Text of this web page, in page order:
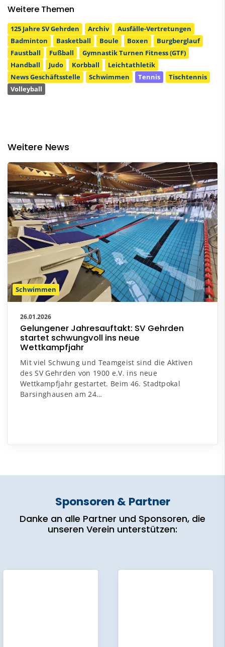
Weitere Themen
125 Jahre SV Gehrden Archiv
Ausfälle-Vertretungen
Badminton
Basketball Boule Boxen
Burgberglauf
Faustball
Fußball
Gymnastik Turnen Fitness (GTF)
Handball
Judo Korbball
Leichtathletik
News Geschäftsstelle
Schwimmen Tennis
Tischtennis
Volleyball
Weitere News
Schwimmen
26.01.2026
Gelungener Jahresauftakt: SV Gehrden
startet schwungvoll ins neue
Wettkampfjahr
Mit viel Schwung und Teamgeist sind die Aktiven
des SV Gehrden von 1900 e.V. ins neue
Wettkampfjahr gestartet. Beim 46. Stadtpokal
Barsinghausen am 24…
Sponsoren & Partner
Danke an alle Partner und Sponsoren, die
unseren Verein unterstützen: